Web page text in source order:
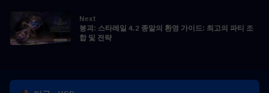
Next
붕괴: 스타레일 4.2 종말의 환영 가이드: 최고의 파티 조
합 및 전략